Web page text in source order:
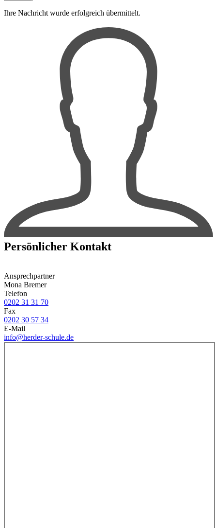
Ihre Nachricht wurde erfolgreich übermittelt.
Persönlicher Kontakt
Ansprechpartner
Mona Bremer
Telefon
0202 31 31 70
Fax
0202 30 57 34
E-Mail
info@herder-schule.de